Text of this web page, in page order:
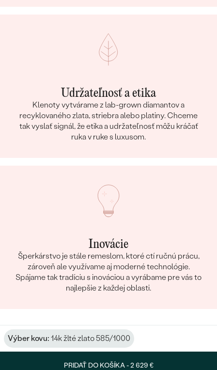
Udržateľnosť a etika
Klenoty vytvárame z lab-grown diamantov a
recyklovaného zlata, striebra alebo platiny. Chceme
tak vyslať signál, že etika a udržateľnosť môžu kráčať
ruka v ruke s luxusom.
Inovácie
Šperkárstvo je stále remeslom, ktoré ctí ručnú prácu,
zároveň ale využívame aj moderné technológie.
Spájame tak tradíciu s inováciou a vyrábame pre vás to
najlepšie z každej oblasti.
Výber kovu: 14k žlté zlato 585/1000
PRIDAŤ DO KOŠÍKA -2 629 €